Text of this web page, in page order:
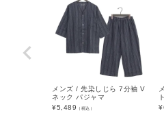
メンズ / 先染しじら 7分袖 V
ネック パジャマ
¥5,489 （税込）
¥